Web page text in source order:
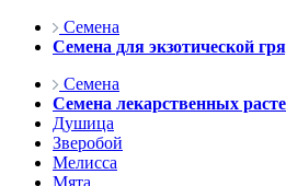
Семена
Семена для экзотической
Семена
Семена лекарственных
Душица
Зверобой
Мелисса
Мята